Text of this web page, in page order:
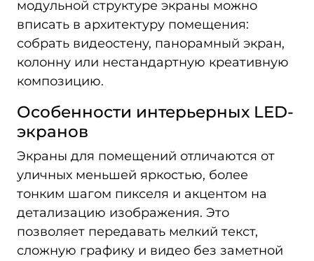
модульной структуре экраны можно
вписать в архитектуру помещения:
собрать видеостену, панорамный экран,
колонну или нестандартную креативную
композицию.
Особенности интерьерных LED-
экранов
Экраны для помещений отличаются от
уличных меньшей яркостью, более
тонким шагом пикселя и акцентом на
детализацию изображения. Это
позволяет передавать мелкий текст,
сложную графику и видео без заметной